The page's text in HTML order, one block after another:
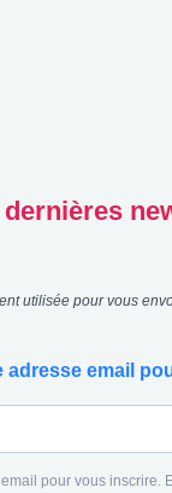
utilisée pour vous
adresse email
pour vous inscrire.